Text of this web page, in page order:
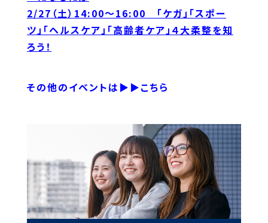
2/27（土）14:00～16:00 「ケガ」「スポー
ツ」「ヘルスケア」「高齢者ケア」４大柔整を知
ろう！
その他のイベントは▶▶こちら